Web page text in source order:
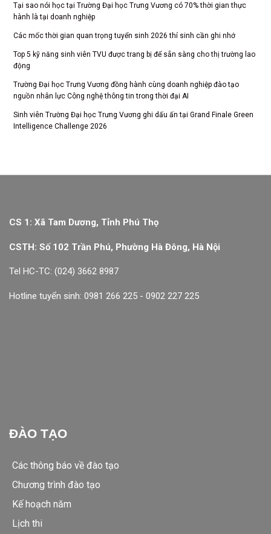
Tại sao nói học tại Trường Đại học Trưng Vương có 70% thời gian thực
hành là tại doanh nghiệp
Các mốc thời gian quan trọng tuyển sinh 2026 thí sinh cần ghi nhớ
Top 5 kỹ năng sinh viên TVU được trang bị để sẵn sàng cho thị trường lao
động
Trường Đại học Trưng Vương đồng hành cùng doanh nghiệp đào tạo
nguồn nhân lực Công nghệ thông tin trong thời đại AI
Sinh viên Trường Đại học Trưng Vương ghi dấu ấn tại Grand Finale Green
Intelligence Challenge 2026
CS 1: Xã Tam Dương, Tỉnh Phú Thọ
CSTH: Số 102 Trần Phú, Phường Hà Đông, Hà Nội
Tel HC-TC: (024) 3662 8987
Hotline tuyển sinh: 0981 266 225 - 0902 227 225
ĐÀO TẠO
Các thông báo về đào tạo
Chương trình đào tạo
Kế hoạch năm
Lịch thi